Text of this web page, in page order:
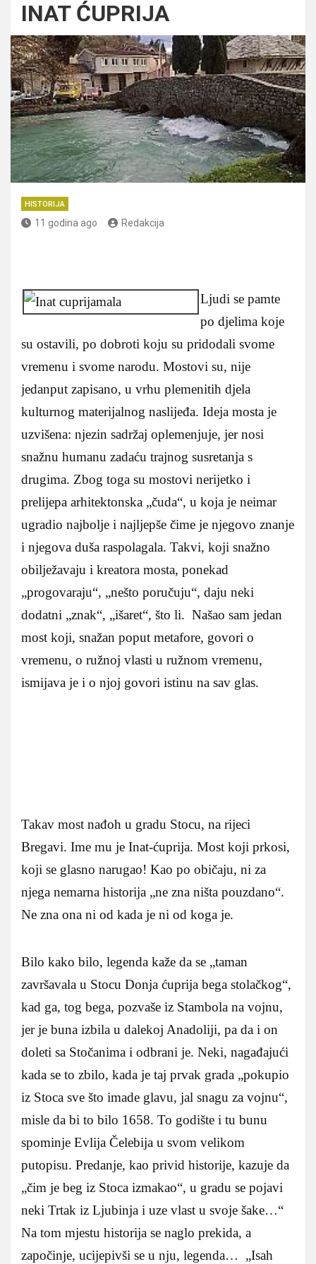
INAT ĆUPRIJA
HISTORIJA
11 godina ago Redakcija
Ljudi se pamte
po djelima koje
su ostavili, po dobroti koju su pridodali svome
vremenu i svome narodu. Mostovi su, nije
jedanput zapisano, u vrhu plemenitih djela
kulturnog materijalnog naslijeđa. Ideja mosta je
uzvišena: njezin sadržaj oplemenjuje, jer nosi
snažnu humanu zadaću trajnog susretanja s
drugima. Zbog toga su mostovi nerijetko i
prelijepa arhitektonska „čuda“, u koja je neimar
ugradio najbolje i najljepše čime je njegovo znanje
i njegova duša raspolagala. Takvi, koji snažno
obilježavaju i kreatora mosta, ponekad
„progovaraju“, „nešto poručuju“, daju neki
dodatni „znak“, „išaret“, što li. Našao sam jedan
most koji, snažan poput metafore, govori o
vremenu, o ružnoj vlasti u ružnom vremenu,
ismijava je i o njoj govori istinu na sav glas.
Takav most nađoh u gradu Stocu, na rijeci
Bregavi. Ime mu je Inat-ćuprija. Most koji prkosi,
koji se glasno narugao! Kao po običaju, ni za
njega nemarna historija „ne zna ništa pouzdano“.
Ne zna ona ni od kada je ni od koga je.
Bilo kako bilo, legenda kaže da se „taman
završavala u Stocu Donja ćuprija bega stolačkog“,
kad ga, tog bega, pozvaše iz Stambola na vojnu,
jer je buna izbila u dalekoj Anadoliji, pa da i on
doleti sa Stočanima i odbrani je. Neki, nagađajući
kada se to zbilo, kada je taj prvak grada „pokupio
iz Stoca sve što imade glavu, jal snagu za vojnu“,
misle da bi to bilo 1658. To godište i tu bunu
spominje Evlija Čelebija u svom velikom
putopisu. Predanje, kao privid historije, kazuje da
„čim je beg iz Stoca izmakao“, u gradu se pojavi
neki Trtak iz Ljubinja i uze vlast u svoje šake…“
Na tom mjestu historija se naglo prekida, a
započinje, ucijepivši se u nju, legenda… „Isah